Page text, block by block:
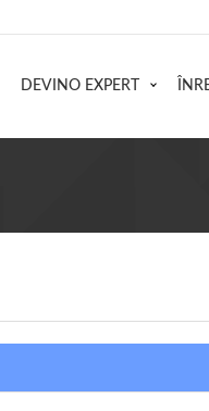
DEVINO EXPERT